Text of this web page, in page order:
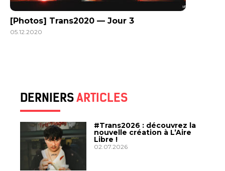
[Photos] Trans2020 — Jour 3
05.12.2020
DERNIERSARTICLES
#Trans2026 : découvrez la
nouvelle création à L’Aire
Libre !
02.07.2026